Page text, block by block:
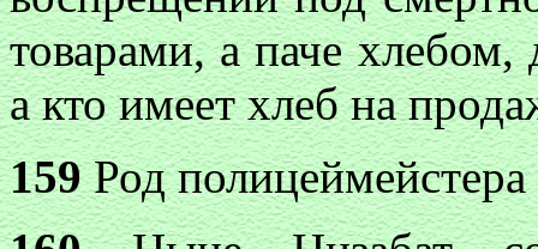
товарами, а паче
а кто имеет хлеб на
159Род полицеймейстера